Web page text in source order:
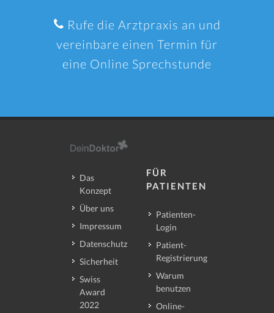
Rufe die Arztpraxis an und
vereinbare einen Termin für
eine Online Sprechstunde
Das
Konzept
Über uns
Impressum
Datenschutz
Sicherheit
Swiss
Award
2022
FÜR
PATIENTEN
Patienten-
Login
Patient-
Registrierung
Warum
benutzen
Online-